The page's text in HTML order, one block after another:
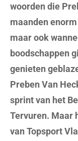
woorden die
maanden
maar ook
boodschappen
genieten
Preben Van
sprint van het
Tervuren. Maar
van Topsport